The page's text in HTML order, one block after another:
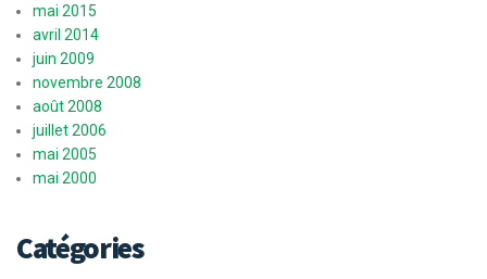
mai 2015
avril 2014
juin 2009
novembre 2008
août 2008
juillet 2006
mai 2005
mai 2000
Catégories